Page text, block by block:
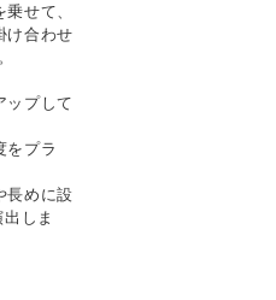
せて、
け合わせ
ップして
をプラ
長めに設
しま